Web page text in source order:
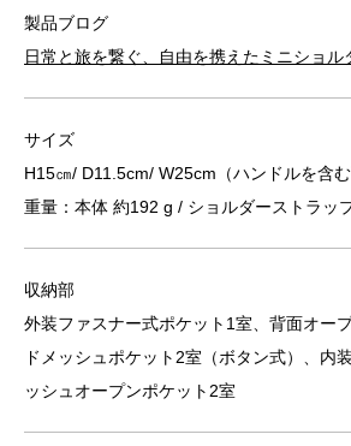
製品ブログ
日常と旅を繋ぐ、自由を携えたミニショル
サイズ
H15㎝/ D11.5cm/ W25cm（ハンドルを含む
重量：本体 約192 g / ショルダーストラッ
収納部
外装ファスナー式ポケット1室、背面オー
ドメッシュポケット2室（ボタン式）、内
ッシュオープンポケット2室